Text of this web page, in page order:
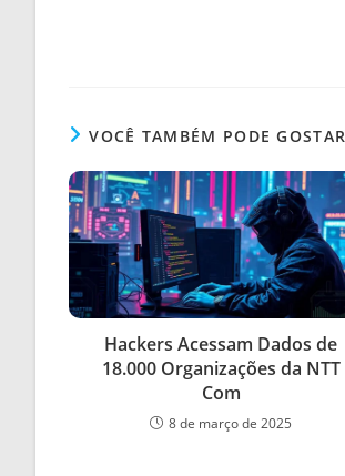
VOCÊ TAMBÉM PODE GOSTAR
Hackers Acessam Dados de
18.000 Organizações da NTT
Com
8 de março de 2025